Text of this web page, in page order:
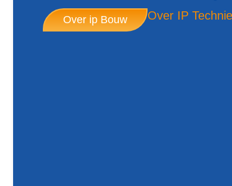
Over ip Bouw Over IP